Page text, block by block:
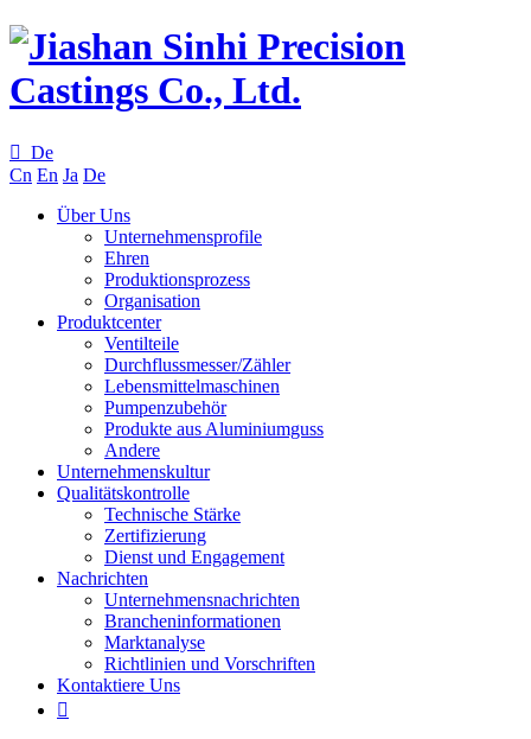
 De
Cn En Ja De
Über Uns
Unternehmensprofile
Ehren
Produktionsprozess
Organisation
Produktcenter
Ventilteile
Durchflussmesser/Zähler
Lebensmittelmaschinen
Pumpenzubehör
Produkte aus Aluminiumguss
Andere
Unternehmenskultur
Qualitätskontrolle
Technische Stärke
Zertifizierung
Dienst und Engagement
Nachrichten
Unternehmensnachrichten
Brancheninformationen
Marktanalyse
Richtlinien und Vorschriften
Kontaktiere Uns
